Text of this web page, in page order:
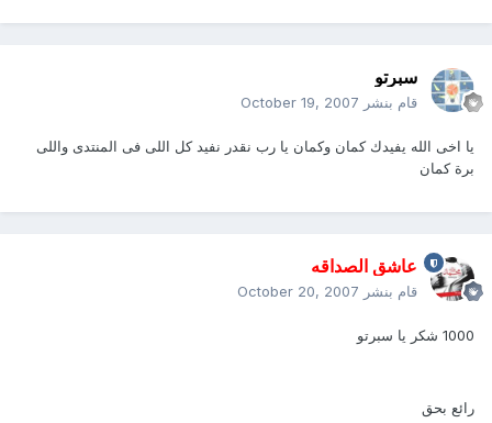
سبرتو
قام بنشر October 19, 2007
يا اخى الله يفيدك كمان وكمان يا رب نقدر نفيد كل اللى فى المنتدى واللى
برة كمان
عاشق الصداقه
قام بنشر October 20, 2007
1000 شكر يا سبرتو
رائع بحق